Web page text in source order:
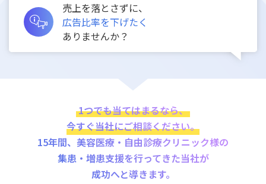
売上を落とさずに、
広告比率を下げたく
ありませんか？
1つでも当てはまるなら、
今すぐ当社にご相談ください。
15年間、美容医療・自由診療クリニック様の
集患・増患支援を行ってきた当社が
成功へと導きます。